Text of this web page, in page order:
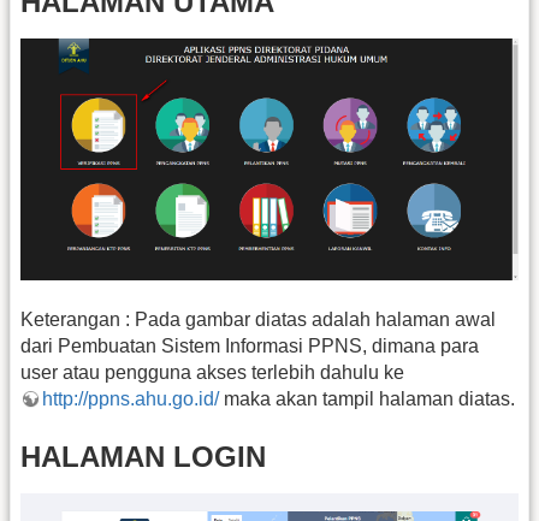
Keterangan : Pada gambar diatas adalah halaman awal
dari Pembuatan Sistem Informasi PPNS, dimana para
user atau pengguna akses terlebih dahulu ke
http://ppns.ahu.go.id/maka akan tampil halaman diatas.
HALAMAN LOGIN